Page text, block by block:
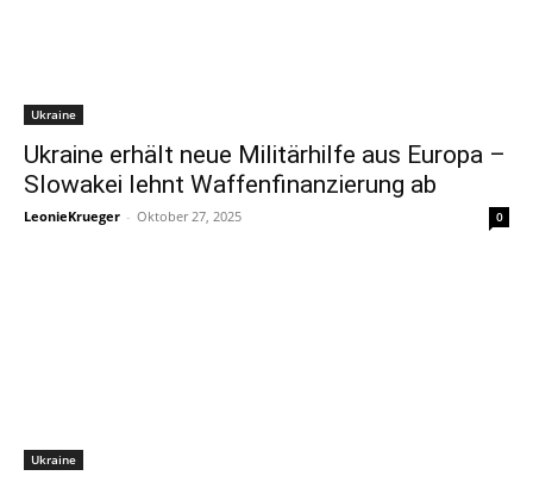
Ukraine
Ukraine erhält neue Militärhilfe aus Europa –
Slowakei lehnt Waffenfinanzierung ab
LeonieKrueger - Oktober 27, 2025 0
Ukraine